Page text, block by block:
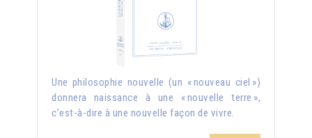
Une philosophie nouvelle (un « nouveau ciel »)
donnera naissance à une « nouvelle terre »,
c’est-à-dire à une nouvelle façon de vivre.